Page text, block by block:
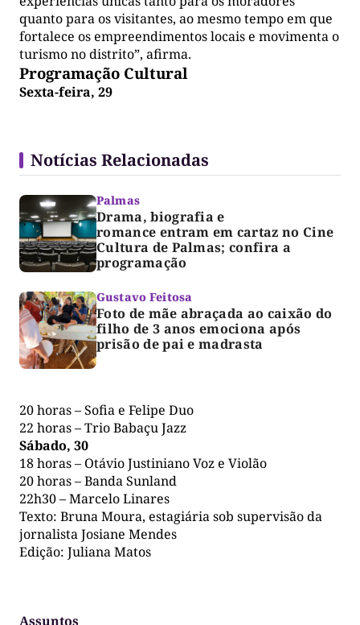
quanto para os visitantes, ao mesmo tempo em que
fortalece os empreendimentos locais e movimenta o
turismo no distrito”, afirma.
Programação Cultural
Sexta-feira, 29
Notícias Relacionadas
Palmas
Drama, biografia e
romance entram em cartaz no Cine
Cultura de Palmas; confira a
programação
Gustavo Feitosa
Foto de mãe abraçada ao caixão do
filho de 3 anos emociona após
prisão de pai e madrasta
20 horas – Sofia e Felipe Duo
22 horas – Trio Babaçu Jazz
Sábado, 30
18 horas – Otávio Justiniano Voz e Violão
20 horas – Banda Sunland
22h30 – Marcelo Linares
Texto: Bruna Moura, estagiária sob supervisão da
jornalista Josiane Mendes
Edição: Juliana Matos
Assuntos